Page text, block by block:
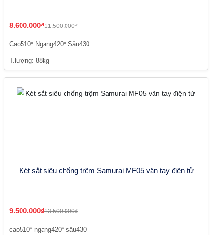
8.600.000₫11.500.000₫
Cao510* Ngang420* Sâu430
T.lượng: 88kg
Két sắt siêu chống trộm Samurai MF05 vân tay điện tử
9.500.000₫13.500.000₫
cao510* ngang420* sâu430